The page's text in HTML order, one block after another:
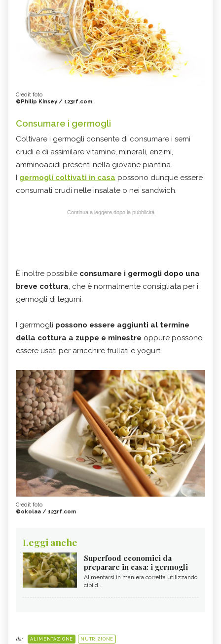
Credit foto
©Philip Kinsey / 123rf.com
Consumare i germogli
Coltivare i germogli consente di consumare i semi
crudi e di assimilare vitamine, minerali, enzimi,
amminoacidi presenti nella giovane piantina.
I germogli coltivati in casa possono dunque essere
consumati crudi nelle insalate o nei sandwich.
Continua a leggere dopo la pubblicità
È inoltre possibile consumare i germogli dopo una
breve cottura, che è normalmente consigliata per i
germogli di legumi.
I gerrmogli possono essere aggiunti al termine
della cottura a zuppe e minestre oppure possono
essere usati per arricchire frullati e yogurt.
Credit foto
©okolaa / 123rf.com
Leggi anche
Superfood economici da
preparare in casa: i germogli
Alimentarsi in maniera corretta utilizzando
cibi d...
da: ALIMENTAZIONE NUTRIZIONE